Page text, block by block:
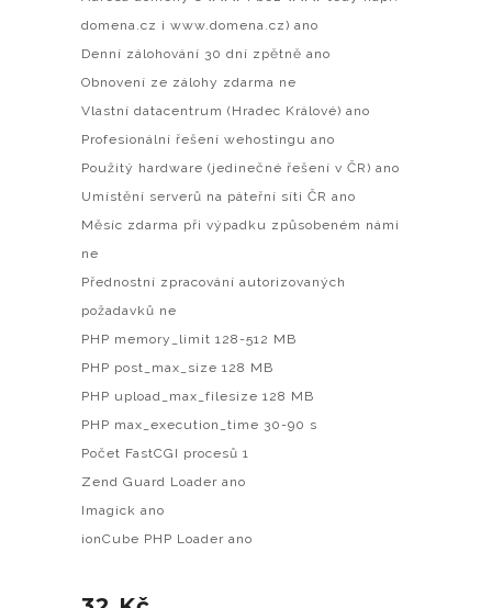
domena.cz i www.domena.cz) ano
Denní zálohování 30 dní zpětně ano
Obnovení ze zálohy zdarma ne
Vlastní datacentrum (Hradec Králové) ano
Profesionální řešení wehostingu ano
Použitý hardware (jedinečné řešení v ČR) ano
Umístění serverů na páteřní síti ČR ano
Měsíc zdarma při výpadku způsobeném námi
ne
Přednostní zpracování autorizovaných
požadavků ne
PHP memory_limit 128-512 MB
PHP post_max_size 128 MB
PHP upload_max_filesize 128 MB
PHP max_execution_time 30-90 s
Počet FastCGI procesů 1
Zend Guard Loader ano
Imagick ano
ionCube PHP Loader ano